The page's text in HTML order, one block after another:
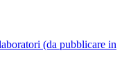
(da pubblicare in